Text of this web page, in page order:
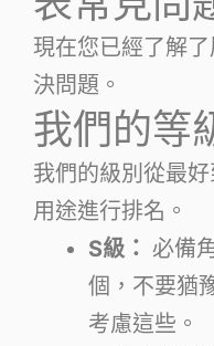
現在您已經了解
決問題。
我們的等
我們的級別從最
用途進行排名。
S級： 必備
個，不要猶
考慮這些。